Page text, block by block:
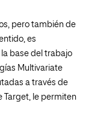
pero también de
es
base del trabajo
Multivariate
a través de
Target, le permiten